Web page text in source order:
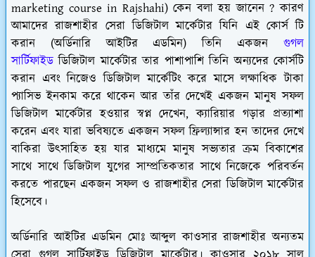
marketing course in Rajshahi) কেন বলা হয় জানেন ? কারণ
আমাদের রাজশাহীর সেরা ডিজিটাল মার্কেটার যিনি এই কোর্স টি
করান (অর্ডিনারি আইটির এডমিন) তিনি একজন গুগল
সার্টিফাইড ডিজিটাল মার্কেটার তার পাশাপাশি তিনি অন্যদের কোর্সটি
করান এবং নিজেও ডিজিটাল মার্কেটিং করে মাসে লক্ষাধিক টাকা
প্যাসিভ ইনকাম করে থাকেন আর তাঁর দেখেই একজন মানুষ সফল
ডিজিটাল মার্কেটার হওয়ার স্বপ্ন দেখেন, ক্যারিয়ার গড়ার প্রত্যাশা
করেন এবং যারা ভবিষ্যতে একজন সফল ফ্রিল্যান্সার হন তাদের দেখে
বাকিরা উৎসাহিত হয় যার মাধ্যমে মানুষ সভ্যতার ক্রম বিকাশের
সাথে সাথে ডিজিটাল যুগের সাম্প্রতিকতার সাথে নিজেকে পরিবর্তন
করতে পারছেন একজন সফল ও রাজশাহীর সেরা ডিজিটাল মার্কেটার
হিসেবে।
অর্ডিনারি আইটির এডমিন মোঃ আব্দুল কাওসার রাজশাহীর অন্যতম